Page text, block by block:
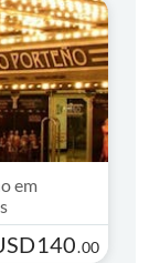
em
140.00